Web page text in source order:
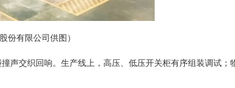
份有限公司供图）
声交织回响。生产线上，高压、低压开关柜有序组装调试；